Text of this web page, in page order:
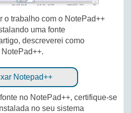
o trabalho com o NotePad++
uma fonte
descreverei como
Notepad++
no NotePad++, certifique-se
no seu sistema